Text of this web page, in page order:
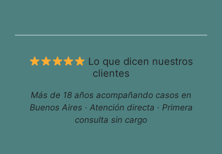
Lo que dicen nuestros
clientes
Más de 18 años acompañando casos en
Buenos Aires · Atención directa · Primera
consulta sin cargo